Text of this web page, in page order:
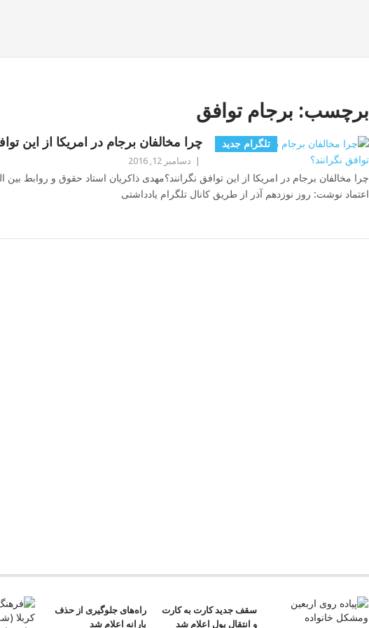
برچسب: برجام توافق
تلگرام جدید چرا مخالفان برجام در امریکا از این
دسامبر 12, 2016
چرا مخالفان برجام در امریکا از این توافق نگرانند؟مهدی ذاکریان استاد حقوق و روابط بین
اعتماد نوشت: روز نوزدهم آذر از طریق کانال تلگرام یادداشتی
سقف جدید کارت به کارت
و انتقال پول اعلام شد
راه‌های جلوگیری از حذف
یارانه اعلام شد